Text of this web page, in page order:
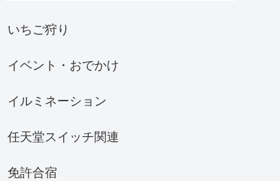
いちご狩り
イベント・おでかけ
イルミネーション
任天堂スイッチ関連
免許合宿